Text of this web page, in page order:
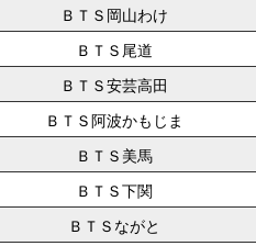
ＢＴＳ岡山わけ
ＢＴＳ尾道
ＢＴＳ安芸高田
ＢＴＳ阿波かもじま
ＢＴＳ美馬
ＢＴＳ下関
ＢＴＳながと